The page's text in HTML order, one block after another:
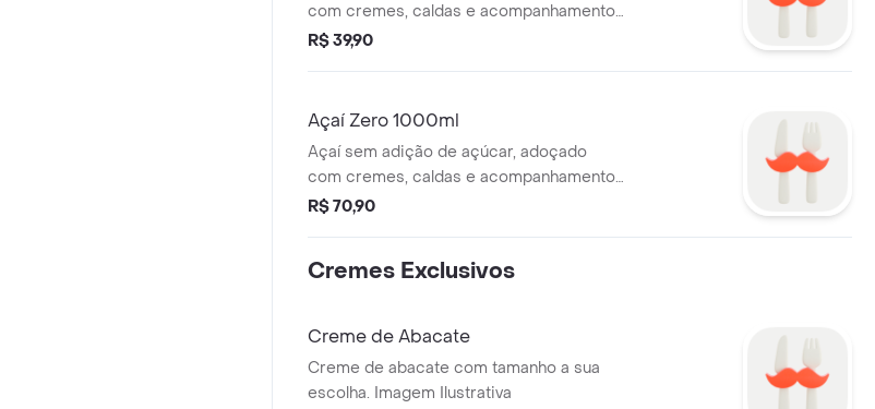
com cremes, caldas e acompanhamentos
a sua escolha. Imagem Ilustrativa
R$ 39,90
Açaí Zero 1000ml
Açaí sem adição de açúcar, adoçado
com cremes, caldas e acompanhamentos
a sua escolha. Imagem Ilustrativa
R$ 70,90
Cremes Exclusivos
Creme de Abacate
Creme de abacate com tamanho a sua
escolha. Imagem Ilustrativa